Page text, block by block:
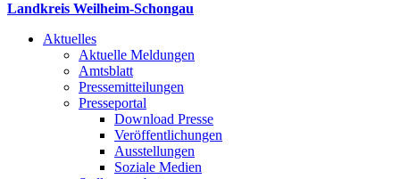
Landkreis Weilheim-Schongau
Aktuelles
Aktuelle Meldungen
Amtsblatt
Pressemitteilungen
Presseportal
Download Presse
Veröffentlichungen
Ausstellungen
Soziale Medien